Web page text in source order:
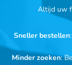
Altijd uw
Sneller bestellen
Minder zoeken: